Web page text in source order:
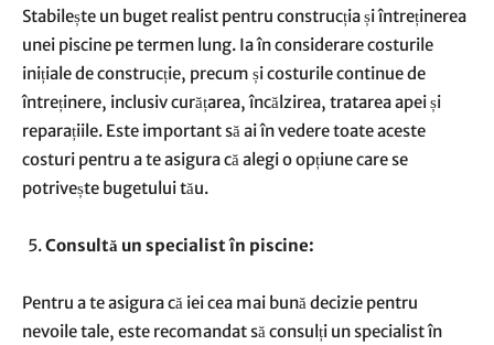
Stabilește un buget realist pentru construcția și întreținerea
unei piscine pe termen lung. Ia în considerare costurile
inițiale de construcție, precum și costurile continue de
întreținere, inclusiv curățarea, încălzirea, tratarea apei și
reparațiile. Este important să ai în vedere toate aceste
costuri pentru a te asigura că alegi o opțiune care se
potrivește bugetului tău.
Consultă un specialist în piscine:
Pentru a te asigura că iei cea mai bună decizie pentru
nevoile tale, este recomandat să consulți un specialist în